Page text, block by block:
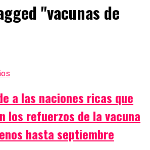
"vacunas de
a las naciones ricas que
los refuerzos de la vacuna
hasta septiembre